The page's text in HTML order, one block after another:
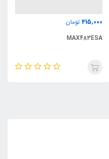
415,000 تومان
MAX483ESA